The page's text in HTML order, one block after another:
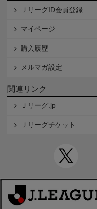
ＪリーグID会員登録
マイページ
購入履歴
メルマガ設定
関連リンク
Ｊリーグ.jp
Ｊリーグチケット